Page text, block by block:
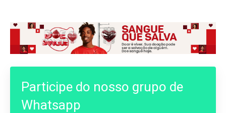
Participe do nosso grupo de
Whatsapp